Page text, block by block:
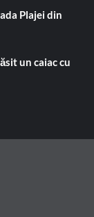
Plajei din
un caiac cu